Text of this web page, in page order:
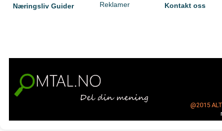
Næringsliv Guider Reklamer Kontakt oss
@2015